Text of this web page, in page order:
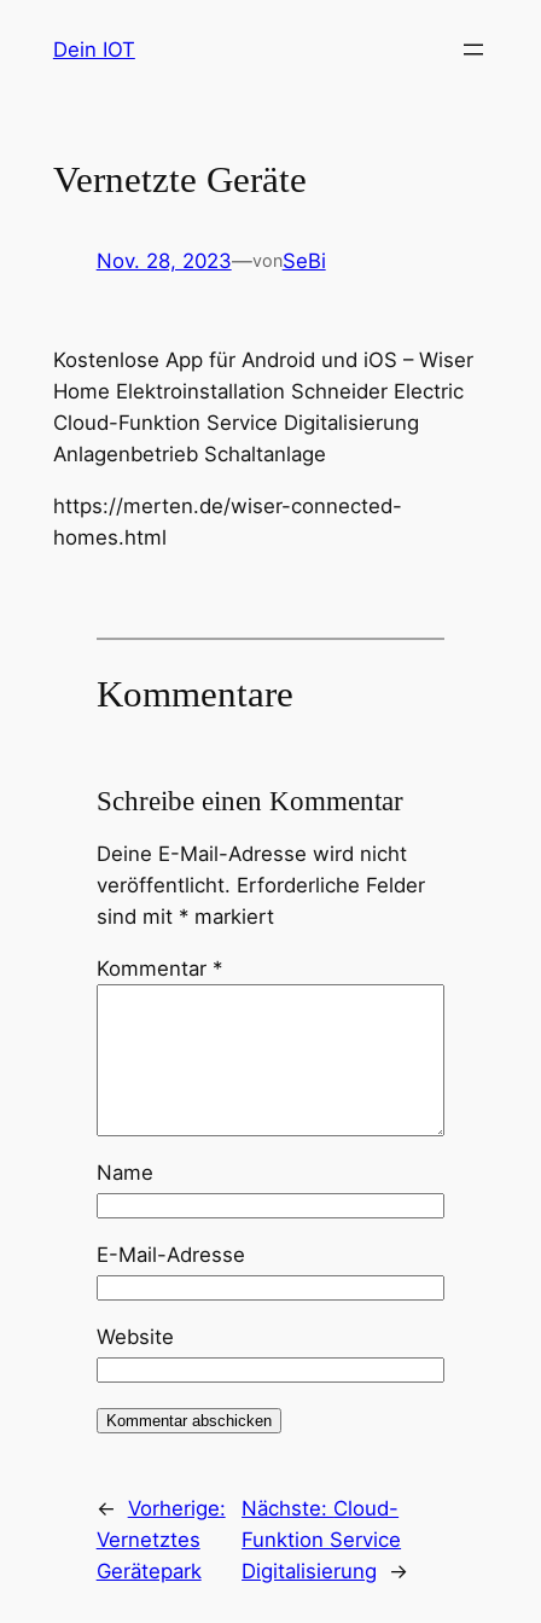
InhaltDein IOT
Vernetzte Geräte
Nov. 28, 2023—vonSeBi
Kostenlose App für Android und iOS – Wiser
Home Elektroinstallation Schneider Electric
Cloud-Funktion Service Digitalisierung
Anlagenbetrieb Schaltanlage
https://merten.de/wiser-connected-
homes.html
Kommentare
Schreibe einen Kommentar
Deine E-Mail-Adresse wird nicht
veröffentlicht. Erforderliche Felder
sind mit *markiert
Kommentar *
Name
E-Mail-Adresse
Website
← Vorherige:
Vernetztes
Gerätepark
Nächste: Cloud-
Funktion Service
Digitalisierung
→